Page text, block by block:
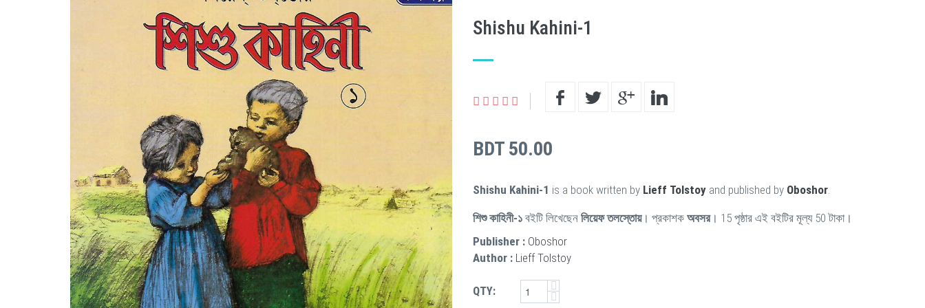
Shishu Kahini-1
BDT 50.00
Shishu Kahini-1 is a book written by Lieff Tolstoy and published by Oboshor.
শিশু কাহিনী-১ বইটি লিখেছেন লিয়েফ তলস্তোয়। প্রকাশক অবসর। 15 পৃষ্ঠার এই বইটির মূল্য 50 টাকা।
Publisher : Oboshor
Author : Lieff Tolstoy
QTY: